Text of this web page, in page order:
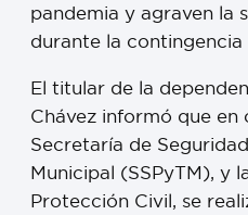
pandemia y agraven la
durante la contingencia
El titular de la
Chávez informó que en
Secretaría de
Municipal (SSPyTM), y
Protección Civil, se